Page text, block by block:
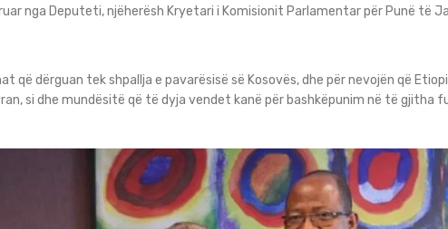
nga Deputeti, njëherësh Kryetari i Komisionit Parlamentar për Punë të
dërguan tek shpallja e pavarësisë së Kosovës, dhe për nevojën që
si dhe mundësitë që të dyja vendet kanë për bashkëpunim në të gjitha